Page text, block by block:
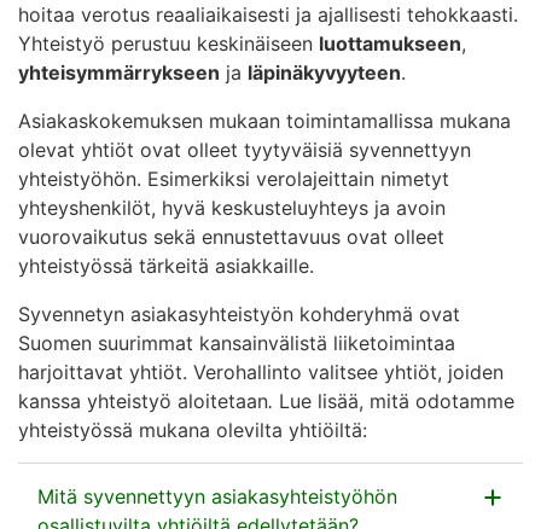
hoitaa verotus reaaliaikaisesti ja ajallisesti tehokkaasti​.
Yhteistyö perustuu keskinäiseen luottamukseen,
yhteisymmärrykseen ja läpinäkyvyyteen.
Asiakaskokemuksen mukaan toimintamallissa mukana
olevat yhtiöt ovat olleet tyytyväisiä syvennettyyn
yhteistyöhön. Esimerkiksi verolajeittain nimetyt
yhteyshenkilöt, hyvä keskusteluyhteys ja avoin
vuorovaikutus sekä ennustettavuus ovat olleet
yhteistyössä tärkeitä asiakkaille.
Syvennetyn asiakasyhteistyön kohderyhmä ovat
Suomen suurimmat kansainvälistä liiketoimintaa
harjoittavat yhtiöt. Verohallinto valitsee yhtiöt, joiden
kanssa yhteistyö aloitetaan. Lue lisää, mitä odotamme
yhteistyössä mukana olevilta yhtiöiltä:
Mitä syvennettyyn asiakasyhteistyöhön